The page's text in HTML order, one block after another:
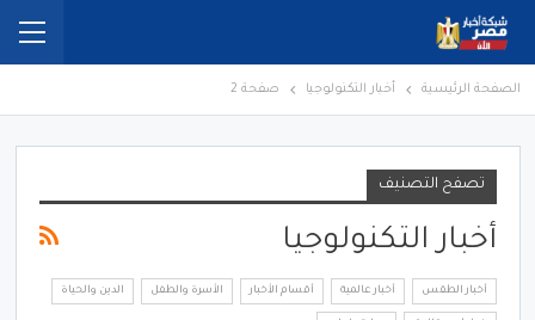
الصفحة الرئيسية أخبار التكنولوجيا صفحة 2
تصفح التصنيف
أخبار التكنولوجيا
أخبار الطقس أخبار عالمية أقسام الأخبار الأسرة والطفل الدين والحياة